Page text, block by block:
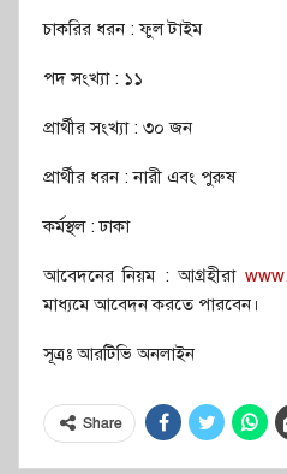
চাকরির ধরন : ফুল টাইম
পদ সংখ্যা : ১১
প্রার্থীর সংখ্যা : ৩০ জন
প্রার্থীর ধরন : নারী এবং পুরুষ
কর্মস্থল : ঢাকা
আবেদনের নিয়ম : আগ্রহীরা
মাধ্যমে আবেদন করতে পারবেন।
সূত্রঃ আরটিভি অনলাইন
Share